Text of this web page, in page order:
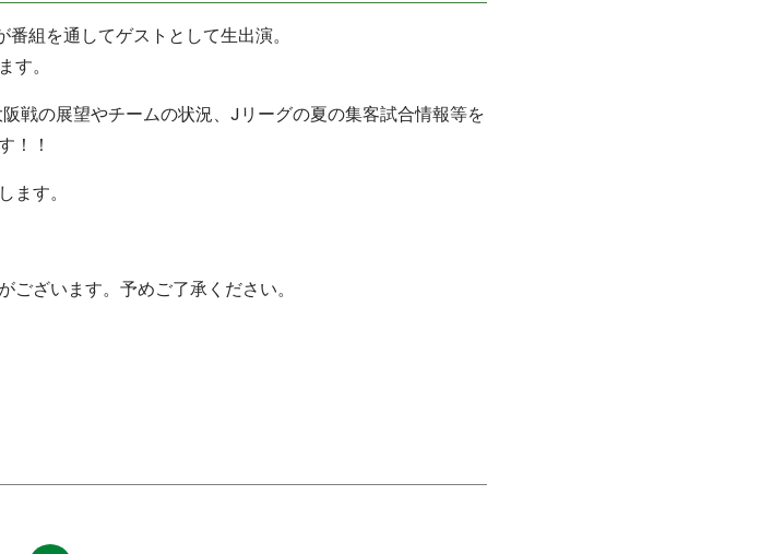
組を通してゲストとして生出演。
。
戦の展望やチームの状況、Jリーグの夏の集客試合情報等を
！！
す。
ざいます。予めご了承ください。